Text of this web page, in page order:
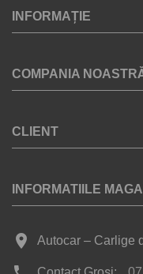
INFORMAȚIE
COMPANIA
CLIENT
INFORMATIILE
place Autocar – Carlige